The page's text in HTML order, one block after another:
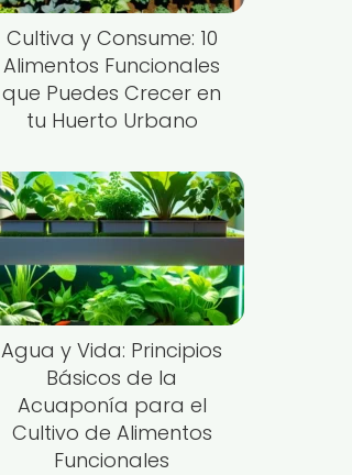
Cultiva y Consume: 10
Alimentos Funcionales
que Puedes Crecer en
tu Huerto Urbano
Agua y Vida: Principios
Básicos de la
Acuaponía para el
Cultivo de Alimentos
Funcionales